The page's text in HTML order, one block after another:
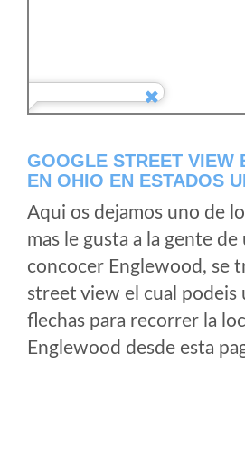
GOOGLE STREET VIEW
EN OHIO EN ESTADOS
Aqui os dejamos uno de
mas le gusta a la gente de
concocer Englewood, se
street view el cual podeis
flechas para recorrer la
Englewood desde esta